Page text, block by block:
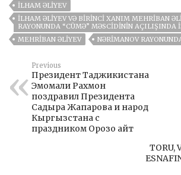
İLHAM ƏLIYEV
İLHAM ƏLIYEV VƏ BIRINCI XANIM MEHRIBAN
RAYONUNDA “CÜMƏ” MƏSCIDININ AÇILIŞINDA
MEHRIBAN ƏLIYEV
NƏRIMANOV
Previous
Президент Таджикистана
Эмомали Рахмон
поздравил Президента
Садыра Жапарова и народ
Кыргызстана с
праздником Орозо айт
TORU,